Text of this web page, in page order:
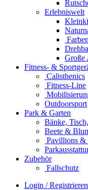
Erlebniswelt
Große
Fitness- &
Calisthenics
Fitness-Line
Outdoorsport
Park & Garten
Bänke,
Beete &
Pavillions &
Zubehör
Fallschutz
Login / Registrieren